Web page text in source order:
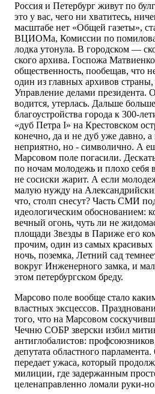
Россия и Петербург живут по
это у вас, чего ни хватитесь,
масштабе нет «Общей газеты»,
ВЦИОМа, Комиссии по
лодка утонула. В городском —
ского архива. Госпожа
общественность, пообещав, что
один из главных архивов
Управление делами президента.
водится, утерлась. Дальше
благоустройства города к 300-
«дуб Петра I» на Крестовском
конечно, да и не дуб уже давно,
неприятно, но - символично. А
Марсовом поле погасили.
по ночам молодежь и плохо себя
не сосиски жарит. А если
малую нужду на
что, столп снесут? Часть СМИ
идеологическим обоснованием:
вечный огонь, чуть ли не
площади Звезды в Париже его
прочим, один из самых красивых
ночь, поземка, Летний сад
вокруг Инженерного замка, и
этом петербургском бреду.
Марсово поле вообще стало
властных эксцессов.
того, что на Марсовом
Чечню СОБР зверски избил
антиглобалистов:
депутата областного
передает ужаса, который
милиции, где задержанным
целенаправленно ломали руки-